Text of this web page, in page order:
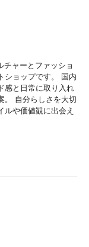
ャーとファッショ
ショップです。 国内
感と日常に取り入れ
。 自分らしさを大切
ルや価値観に出会え